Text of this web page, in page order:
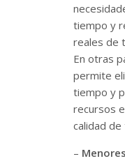
tiempo y
reales de
En otras
permite
tiempo y
recursos
calidad
–